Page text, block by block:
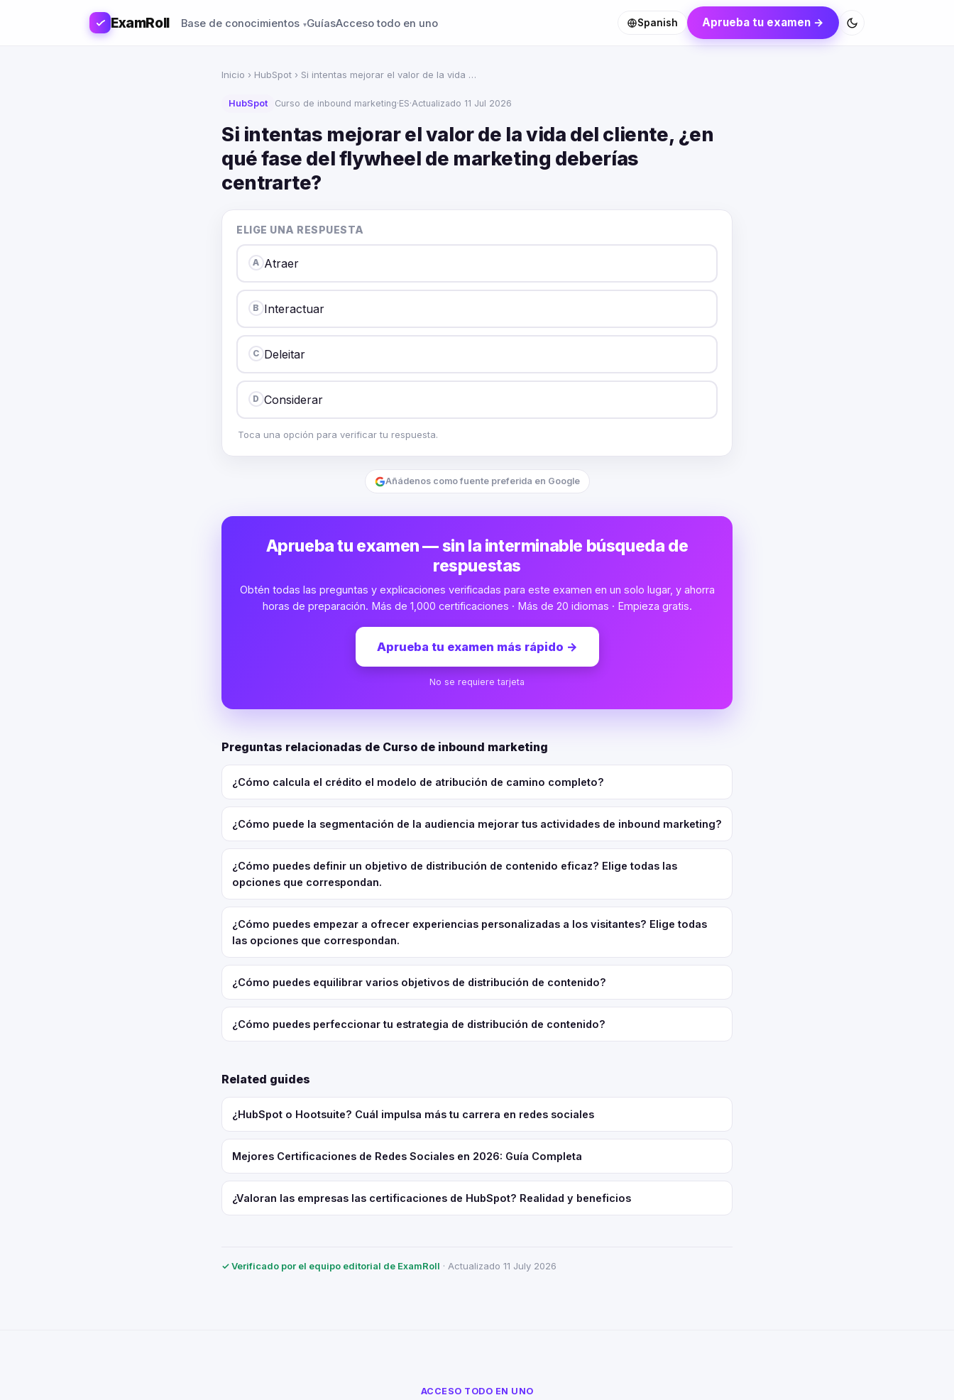
ExamRoll Base de conocimientos GuíasAcceso todo en uno Spanish Aprueba tu examen →
Inicio › HubSpot › Si intentas mejorar el valor de la vida …
HubSpot Curso de inbound marketing·ES·Actualizado 11 Jul 2026
Si intentas mejorar el valor de la vida del cliente, ¿en
qué fase del flywheel de marketing deberías
centrarte?
ELIGE UNA RESPUESTA
A Atraer
B Interactuar
C Deleitar
D Considerar
Toca una opción para verificar tu respuesta.
Añádenos como fuente preferida en Google
Aprueba tu examen — sin la interminable búsqueda de
respuestas
Obtén todas las preguntas y explicaciones verificadas para este examen en un solo lugar, y ahorra
horas de preparación. Más de 1,000 certificaciones · Más de 20 idiomas · Empieza gratis.
Aprueba tu examen más rápido →
No se requiere tarjeta
Preguntas relacionadas de Curso de inbound marketing
¿Cómo calcula el crédito el modelo de atribución de camino completo?
¿Cómo puede la segmentación de la audiencia mejorar tus actividades de inbound marketing?
¿Cómo puedes definir un objetivo de distribución de contenido eficaz? Elige todas las
opciones que correspondan.
¿Cómo puedes empezar a ofrecer experiencias personalizadas a los visitantes? Elige todas
las opciones que correspondan.
¿Cómo puedes equilibrar varios objetivos de distribución de contenido?
¿Cómo puedes perfeccionar tu estrategia de distribución de contenido?
Related guides
¿HubSpot o Hootsuite? Cuál impulsa más tu carrera en redes sociales
Mejores Certificaciones de Redes Sociales en 2026: Guía Completa
¿Valoran las empresas las certificaciones de HubSpot? Realidad y beneficios
✓ Verificado por el equipo editorial de ExamRoll · Actualizado 11 July 2026
ACCESO TODO EN UNO